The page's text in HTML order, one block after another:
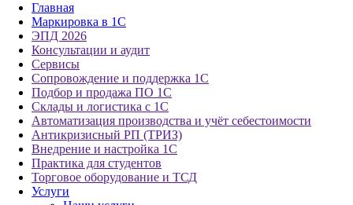
Главная
Маркировка в 1С
ЭПД 2026
Консультации и аудит
Сервисы
Сопровождение и поддержка 1С
Подбор и продажа ПО 1С
Склады и логистика с 1С
Автоматизация производства и учёт себестоимости
Антикризисный РП (ТРИЗ)
Внедрение и настройка 1С
Практика для студентов
Торговое оборудование и ТСД
Услуги